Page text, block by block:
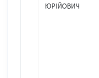
ЮРІЙОВИЧ